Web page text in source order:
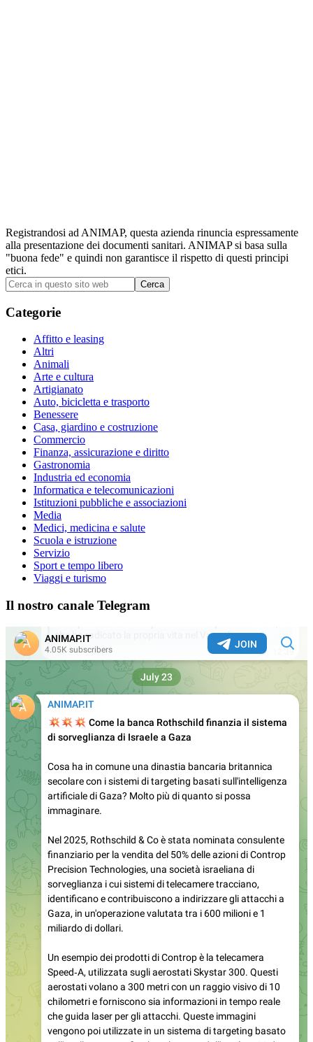
Registrandosi ad ANIMAP, questa azienda rinuncia espressamente
alla presentazione dei documenti sanitari. ANIMAP si basa sulla
"buona fede" e quindi non garantisce il rispetto di questi principi
etici.
Barra
laterale
primaria
Cerca
in
questo
sito
Categorie
Affitto e leasing
Altri
Animali
Arte e cultura
Artigianato
Auto, bicicletta e trasporto
Benessere
Casa, giardino e costruzione
Commercio
Finanza, assicurazione e diritto
Gastronomia
Industria ed economia
Informatica e telecomunicazioni
Istituzioni pubbliche e associazioni
Media
Medici, medicina e salute
Scuola e istruzione
Servizio
Sport e tempo libero
Viaggi e turismo
Il nostro canale Telegram